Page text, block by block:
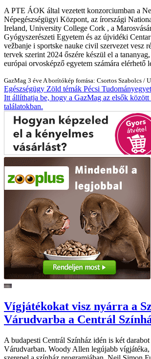
A PTE ÁOK által vezetett konzorciumban a
Népegészségügyi Központ, az írországi
Ireland, University College Cork , a
Gyógyszerészeti Egyetem és az újvidéki
vežbanje i sportske nauke civil szervezet vesz
tervek szerint 2024 őszére készül el a
európai orvosképző egyetem számára elérhető
GazMag 3 éve A borítókép forrása: Csortos Szabolcs /
Egészségügy Zöld témák Pécsi
Itt állíthatja be, hogy a GazMag az elsők
találatokban.
Vígjátékokat visz nyárra a
Várudvarba a Centrál
A budapesti Centrál Színház idén is két
Várudvarban. Woody Allen legújabb vígjátéka,